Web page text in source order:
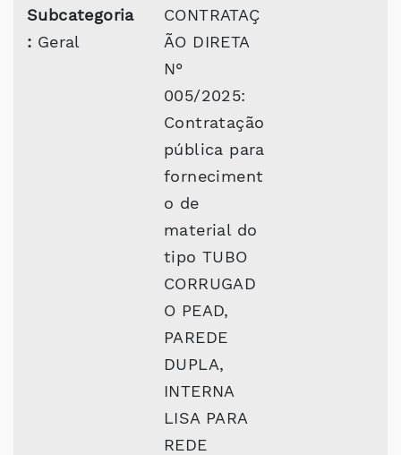
Subcategoria
: Geral
CONTRATAÇ
ÃO DIRETA
N°
005/2025:
Contratação
pública para
forneciment
o de
material do
tipo TUBO
CORRUGAD
O PEAD,
PAREDE
DUPLA,
INTERNA
LISA PARA
REDE